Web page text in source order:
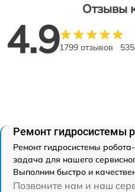
Отзывы
4.91799 отзывов
Ремонт гидросистемы
Ремонт гидросистемы
задача для нашего
Выполним быстро и
Позвоните нам и наш